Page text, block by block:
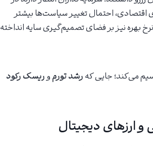
احتمال تغییر سیاست‌ها بیشتر
نیز بر فضای تصمیم‌گیری سایه انداخته
می‌کند؛ جایی کهرشد تورموریسک رکود
و ارزهای دیجیتال